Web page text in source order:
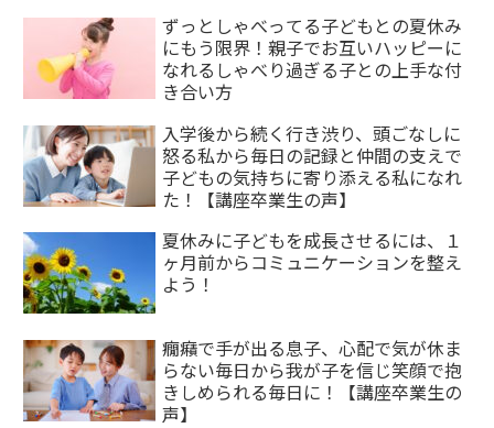
ずっとしゃべってる子どもとの夏休み
にもう限界！親子でお互いハッピーに
なれるしゃべり過ぎる子との上手な付
き合い方
入学後から続く行き渋り、頭ごなしに
怒る私から毎日の記録と仲間の支えで
子どもの気持ちに寄り添える私になれ
た！【講座卒業生の声】
夏休みに子どもを成長させるには、１
ヶ月前からコミュニケーションを整え
よう！
癇癪で手が出る息子、心配で気が休ま
らない毎日から我が子を信じ笑顔で抱
きしめられる毎日に！【講座卒業生の
声】